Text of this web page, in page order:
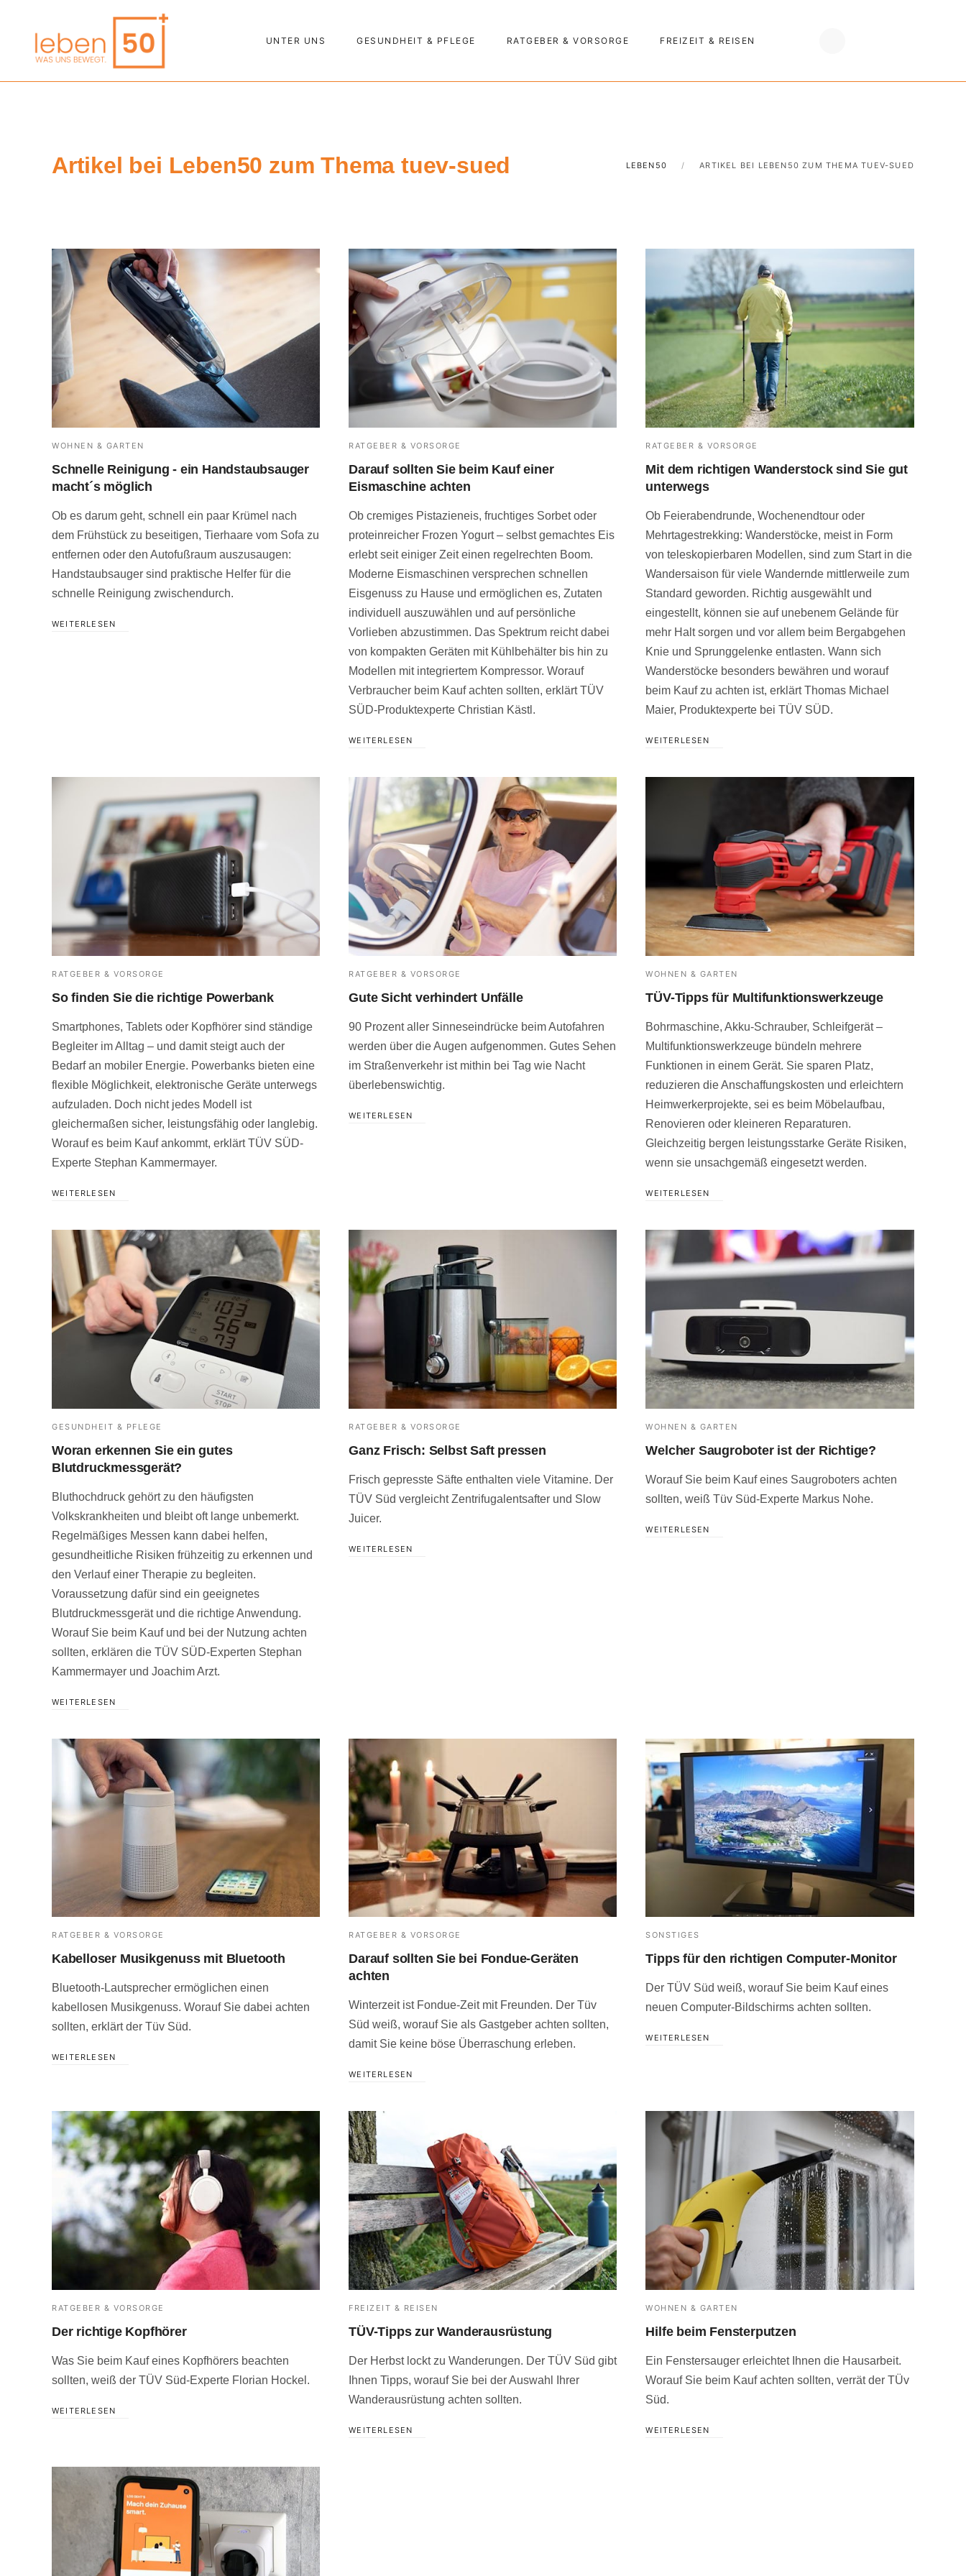
UNTER UNS GESUNDHEIT & PFLEGE RATGEBER & VORSORGE FREIZEIT & REISEN
Artikel bei Leben50 zum Thema tuev-sued LEBEN50 ARTIKEL BEI LEBEN50 ZUM THEMA TUEV-SUED
WOHNEN & GARTEN
Schnelle Reinigung - ein Handstaubsauger
macht´s möglich
Ob es darum geht, schnell ein paar Krümel nach
dem Frühstück zu beseitigen, Tierhaare vom Sofa zu
entfernen oder den Autofußraum auszusaugen:
Handstaubsauger sind praktische Helfer für die
schnelle Reinigung zwischendurch.
WEITERLESEN
RATGEBER & VORSORGE
Darauf sollten Sie beim Kauf einer
Eismaschine achten
Ob cremiges Pistazieneis, fruchtiges Sorbet oder
proteinreicher Frozen Yogurt – selbst gemachtes Eis
erlebt seit einiger Zeit einen regelrechten Boom.
Moderne Eismaschinen versprechen schnellen
Eisgenuss zu Hause und ermöglichen es, Zutaten
individuell auszuwählen und auf persönliche
Vorlieben abzustimmen. Das Spektrum reicht dabei
von kompakten Geräten mit Kühlbehälter bis hin zu
Modellen mit integriertem Kompressor. Worauf
Verbraucher beim Kauf achten sollten, erklärt TÜV
SÜD-Produktexperte Christian Kästl.
WEITERLESEN
RATGEBER & VORSORGE
Mit dem richtigen Wanderstock sind Sie gut
unterwegs
Ob Feierabendrunde, Wochenendtour oder
Mehrtagestrekking: Wanderstöcke, meist in Form
von teleskopierbaren Modellen, sind zum Start in die
Wandersaison für viele Wandernde mittlerweile zum
Standard geworden. Richtig ausgewählt und
eingestellt, können sie auf unebenem Gelände für
mehr Halt sorgen und vor allem beim Bergabgehen
Knie und Sprunggelenke entlasten. Wann sich
Wanderstöcke besonders bewähren und worauf
beim Kauf zu achten ist, erklärt Thomas Michael
Maier, Produktexperte bei TÜV SÜD.
WEITERLESEN
RATGEBER & VORSORGE
So finden Sie die richtige Powerbank
Smartphones, Tablets oder Kopfhörer sind ständige
Begleiter im Alltag – und damit steigt auch der
Bedarf an mobiler Energie. Powerbanks bieten eine
flexible Möglichkeit, elektronische Geräte unterwegs
aufzuladen. Doch nicht jedes Modell ist
gleichermaßen sicher, leistungsfähig oder langlebig.
Worauf es beim Kauf ankommt, erklärt TÜV SÜD-
Experte Stephan Kammermayer.
WEITERLESEN
RATGEBER & VORSORGE
Gute Sicht verhindert Unfälle
90 Prozent aller Sinneseindrücke beim Autofahren
werden über die Augen aufgenommen. Gutes Sehen
im Straßenverkehr ist mithin bei Tag wie Nacht
überlebenswichtig.
WEITERLESEN
WOHNEN & GARTEN
TÜV-Tipps für Multifunktionswerkzeuge
Bohrmaschine, Akku-Schrauber, Schleifgerät –
Multifunktionswerkzeuge bündeln mehrere
Funktionen in einem Gerät. Sie sparen Platz,
reduzieren die Anschaffungskosten und erleichtern
Heimwerkerprojekte, sei es beim Möbelaufbau,
Renovieren oder kleineren Reparaturen.
Gleichzeitig bergen leistungsstarke Geräte Risiken,
wenn sie unsachgemäß eingesetzt werden.
WEITERLESEN
GESUNDHEIT & PFLEGE
Woran erkennen Sie ein gutes
Blutdruckmessgerät?
Bluthochdruck gehört zu den häufigsten
Volkskrankheiten und bleibt oft lange unbemerkt.
Regelmäßiges Messen kann dabei helfen,
gesundheitliche Risiken frühzeitig zu erkennen und
den Verlauf einer Therapie zu begleiten.
Voraussetzung dafür sind ein geeignetes
Blutdruckmessgerät und die richtige Anwendung.
Worauf Sie beim Kauf und bei der Nutzung achten
sollten, erklären die TÜV SÜD-Experten Stephan
Kammermayer und Joachim Arzt.
WEITERLESEN
RATGEBER & VORSORGE
Ganz Frisch: Selbst Saft pressen
Frisch gepresste Säfte enthalten viele Vitamine. Der
TÜV Süd vergleicht Zentrifugalentsafter und Slow
Juicer.
WEITERLESEN
WOHNEN & GARTEN
Welcher Saugroboter ist der Richtige?
Worauf Sie beim Kauf eines Saugroboters achten
sollten, weiß Tüv Süd-Experte Markus Nohe.
WEITERLESEN
RATGEBER & VORSORGE
Kabelloser Musikgenuss mit Bluetooth
Bluetooth-Lautsprecher ermöglichen einen
kabellosen Musikgenuss. Worauf Sie dabei achten
sollten, erklärt der Tüv Süd.
WEITERLESEN
RATGEBER & VORSORGE
Darauf sollten Sie bei Fondue-Geräten
achten
Winterzeit ist Fondue-Zeit mit Freunden. Der Tüv
Süd weiß, worauf Sie als Gastgeber achten sollten,
damit Sie keine böse Überraschung erleben.
WEITERLESEN
SONSTIGES
Tipps für den richtigen Computer-Monitor
Der TÜV Süd weiß, worauf Sie beim Kauf eines
neuen Computer-Bildschirms achten sollten.
WEITERLESEN
RATGEBER & VORSORGE
Der richtige Kopfhörer
Was Sie beim Kauf eines Kopfhörers beachten
sollten, weiß der TÜV Süd-Experte Florian Hockel.
WEITERLESEN
FREIZEIT & REISEN
TÜV-Tipps zur Wanderausrüstung
Der Herbst lockt zu Wanderungen. Der TÜV Süd gibt
Ihnen Tipps, worauf Sie bei der Auswahl Ihrer
Wanderausrüstung achten sollten.
WEITERLESEN
WOHNEN & GARTEN
Hilfe beim Fensterputzen
Ein Fenstersauger erleichtet Ihnen die Hausarbeit.
Worauf Sie beim Kauf achten sollten, verrät der TÜv
Süd.
WEITERLESEN